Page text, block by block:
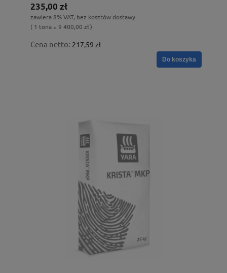
235,00 zł
zawiera 8% VAT, bez kosztów dostawy
( 1 tona = 9 400,00 zł )
Cena netto: 217,59 zł
Do koszyka